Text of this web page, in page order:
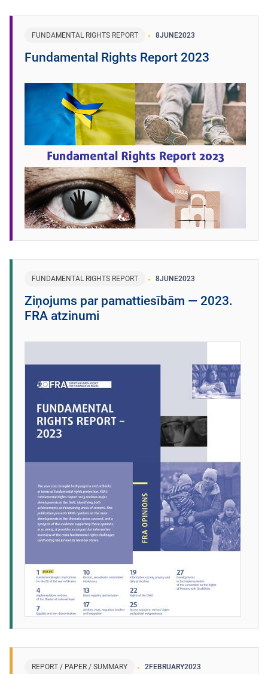
FUNDAMENTAL RIGHTS REPORT 8JUNE2023
Fundamental Rights Report 2023
FUNDAMENTAL RIGHTS REPORT 8JUNE2023
Ziņojums par pamattiesībām — 2023.
FRA atzinumi
REPORT / PAPER / SUMMARY 2FEBRUARY2023